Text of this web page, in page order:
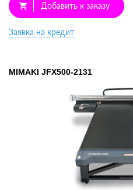
shopping_cart Добавить к заказу
Заявка на кредит
MIMAKI JFX500-2131